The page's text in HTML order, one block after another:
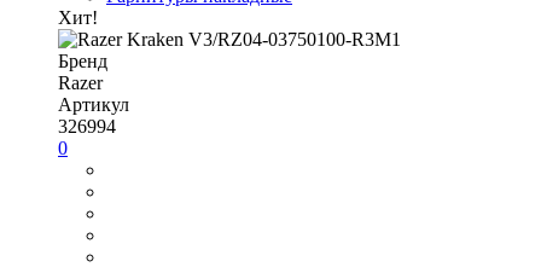
Хит!
Бренд
Razer
Артикул
326994
0